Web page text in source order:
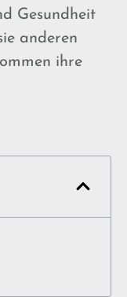
Gesundheit
anderen
ihre